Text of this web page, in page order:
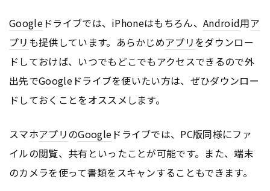
Googleドライブでは、iPhoneはもちろん、Android用ア
プリ も提供しています。あらかじめアプリをダウンロー
ドしておけば、いつでもどこでもアクセスできるので外
出先でGoogleドライブを使いたい方は、ぜひダウンロー
ドしておくことをオススメします。
スマホアプリのGoogleドライブでは、PC版同様にファ
イルの閲覧、共有といったことが可能です。また、端末
のカメラを使って書類をスキャンすることもできます。